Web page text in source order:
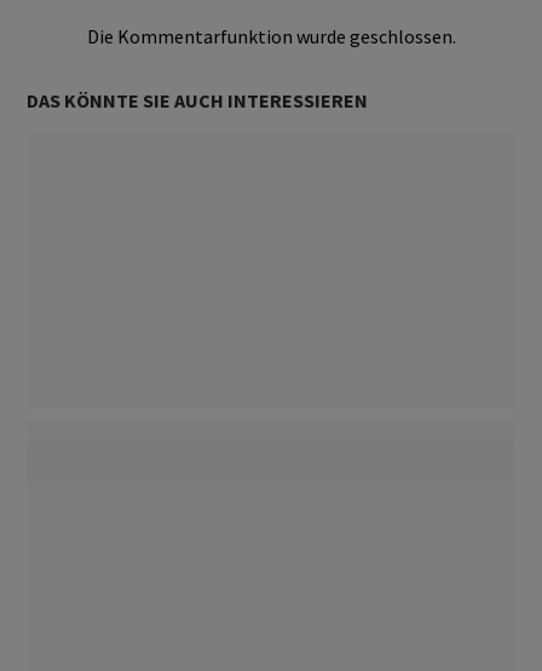
Die Kommentarfunktion wurde geschlossen.
DAS KÖNNTE SIE AUCH INTERESSIEREN